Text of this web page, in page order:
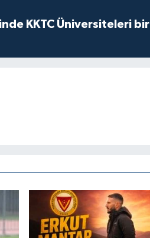
KKTC Üniversiteleri bir